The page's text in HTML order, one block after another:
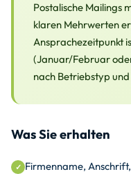
Postalische Mailings
klaren Mehrwerten
Ansprachezeitpunkt
(Januar/Februar
nach Betriebstyp
Was Sie erhalten
Firmenname,